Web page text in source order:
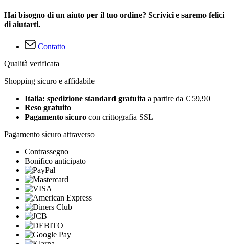
Hai bisogno di un aiuto per il tuo ordine? Scrivici e saremo felici
di aiutarti.
Contatto
Qualità verificata
Shopping sicuro e affidabile
Italia: spedizione standard gratuita a partire da € 59,90
Reso gratuito
Pagamento sicuro con crittografia SSL
Pagamento sicuro attraverso
Contrassegno
Bonifico anticipato